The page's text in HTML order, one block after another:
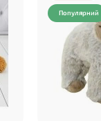
Популярний